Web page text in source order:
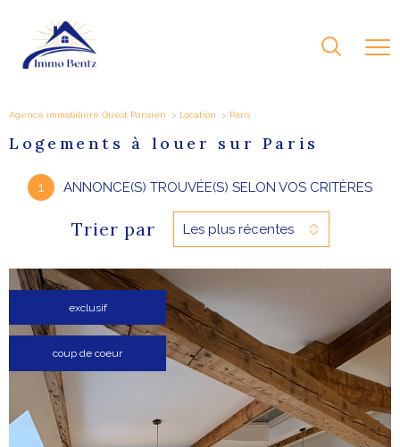
Agence immobilière Ouest Parisien Location paris
Logements à louer sur Paris
1 ANNONCE(S) TROUVÉE(S) SELON VOS CRITÈRES
Trier par Les plus récentes
exclusif
coup de coeur